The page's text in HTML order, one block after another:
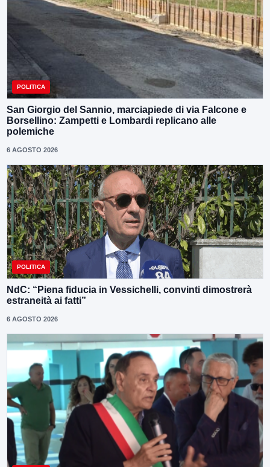
POLITICA
San Giorgio del Sannio, marciapiede di via Falcone e
Borsellino: Zampetti e Lombardi replicano alle
polemiche
6 AGOSTO 2026
POLITICA
NdC: “Piena fiducia in Vessichelli, convinti dimostrerà
estraneità ai fatti”
6 AGOSTO 2026